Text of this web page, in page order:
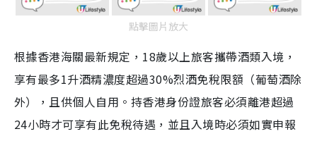
點擊圖片放大
根據香港海關最新規定，18歲以上旅客攜帶酒類入境，
享有最多1升酒精濃度超過30%烈酒免稅限額（葡萄酒除
外），且供個人自用。持香港身份證旅客必須離港超過
24小時才可享有此免稅待遇，並且入境時必須如實申報